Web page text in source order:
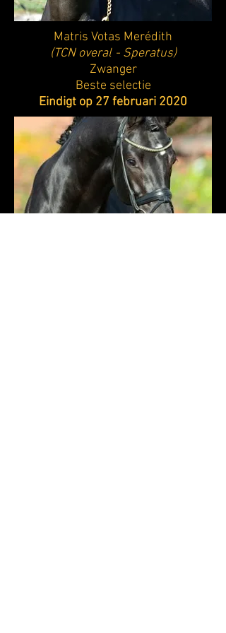
Matris Votas Merédith
(TCN overal - Speratus)
Zwanger
Beste selectie
Eindigt op 27 februari 2020